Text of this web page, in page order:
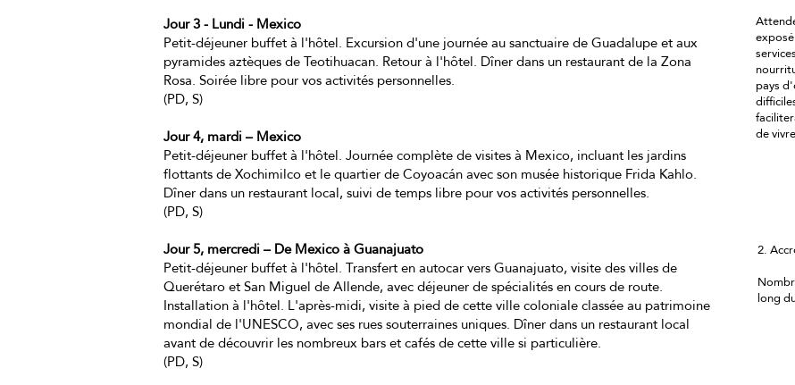
Jour 3 - Lundi - Mexico
Petit-déjeuner buffet à l'hôtel. Excursion d'une journée au sanctuaire de Guadalupe et aux
pyramides aztèques de Teotihuacan. Retour à l'hôtel. Dîner dans un restaurant de la Zona
Rosa. Soirée libre pour vos activités personnelles.
(PD, S)
Jour 4, mardi – Mexico
Petit-déjeuner buffet à l'hôtel. Journée complète de visites à Mexico, incluant les jardins
flottants de Xochimilco et le quartier de Coyoacán avec son musée historique Frida Kahlo.
Dîner dans un restaurant local, suivi de temps libre pour vos activités personnelles.
(PD, S)
Jour 5, mercredi – De Mexico à Guanajuato
Petit-déjeuner buffet à l'hôtel. Transfert en autocar vers Guanajuato, visite des villes de
Querétaro et San Miguel de Allende, avec déjeuner de spécialités en cours de route.
Installation à l'hôtel. L'après-midi, visite à pied de cette ville coloniale classée au patrimoine
mondial de l'UNESCO, avec ses rues souterraines uniques. Dîner dans un restaurant local
avant de découvrir les nombreux bars et cafés de cette ville si particulière.
(PD, S)
pays
de
2.
long